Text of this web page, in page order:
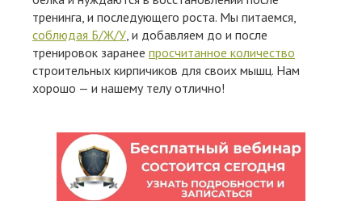
тренинга, и последующего роста. Мы питаемся,
соблюдая Б/Ж/У, и добавляем до и после
тренировок заранее просчитанное количество
строительных кирпичиков для своих мышц. Нам
хорошо — и нашему телу отлично!